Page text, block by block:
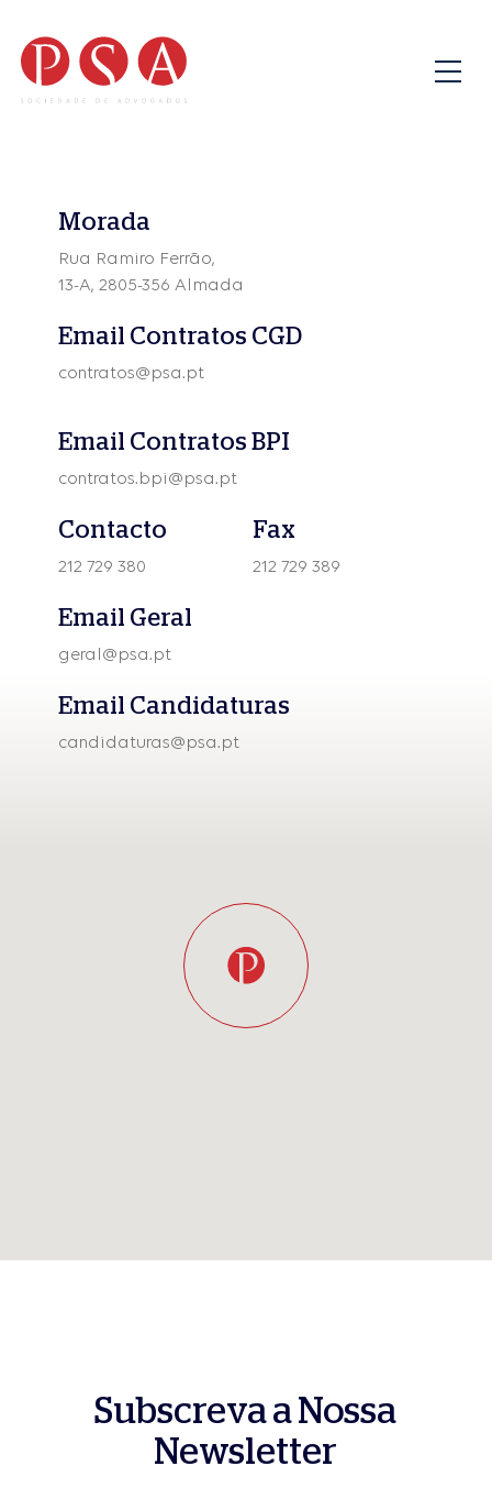
Morada
Rua Ramiro Ferrão,
13-A, 2805-356 Almada
Email Contratos CGD
contratos@psa.pt
Email Contratos BPI
contratos.bpi@psa.pt
Contacto
212 729 380
Fax
212 729 389
Email Geral
geral@psa.pt
Email Candidaturas
candidaturas@psa.pt
Subscreva a Nossa
Newsletter